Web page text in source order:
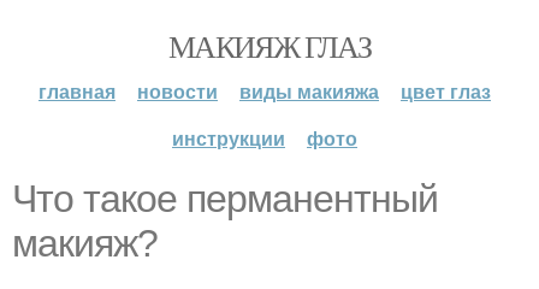
МАКИЯЖ ГЛАЗ
главная новости виды макияжа
цвет глаз
инструкции
фото
Что такое перманентный
макияж?